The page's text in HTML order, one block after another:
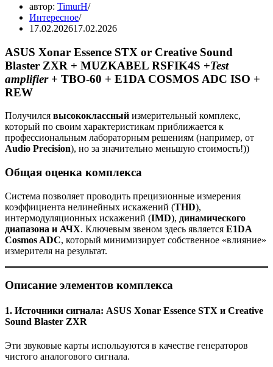
автор: TimurH
Интересное
17.02.202617.02.2026
ASUS Xonar Essence STX or Creative Sound
Blaster ZXR + MUZKABEL RSFIK4S +Test
amplifier+ ТВО-60 + E1DA COSMOS ADC ISO +
REW
Получился высококлассный измерительный комплекс,
который по своим характеристикам приближается к
профессиональным лабораторным решениям (например, от
Audio Precision), но за значительно меньшую стоимость!))
Общая оценка комплекса
Система позволяет проводить прецизионные измерения
коэффициента нелинейных искажений (THD),
интермодуляционных искажений (IMD), динамического
диапазона и АЧХ. Ключевым звеном здесь является E1DA
Cosmos ADC, который минимизирует собственное «влияние»
измерителя на результат.
Описание элементов комплекса
1. Источники сигнала: ASUS Xonar Essence STX и Creative
Sound Blaster ZXR
Эти звуковые карты используются в качестве генераторов
чистого аналогового сигнала.